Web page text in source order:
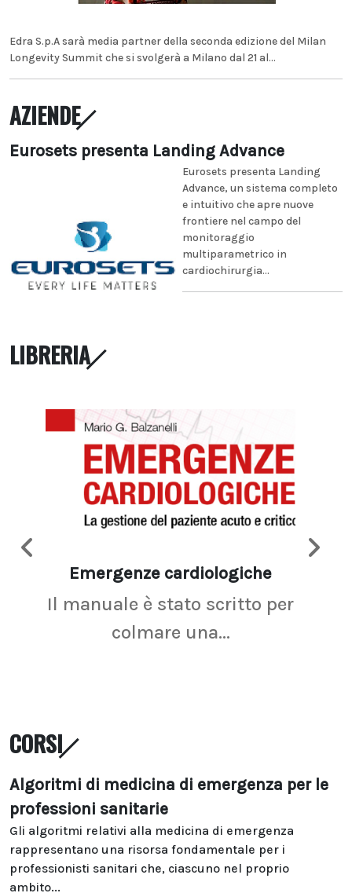
Edra S.p.A sarà media partner della seconda edizione del Milan
Longevity Summit che si svolgerà a Milano dal 21 al...
AZIENDE
Eurosets presenta Landing Advance
Eurosets presenta Landing
Advance, un sistema completo
e intuitivo che apre nuove
frontiere nel campo del
monitoraggio
multiparametrico in
cardiochirurgia...
LIBRERIA
Emergenze cardiologiche
Il manuale è stato scritto per
colmare una...
CORSI
Algoritmi di medicina di emergenza per le
professioni sanitarie
Gli algoritmi relativi alla medicina di emergenza
rappresentano una risorsa fondamentale per i
professionisti sanitari che, ciascuno nel proprio
ambito...